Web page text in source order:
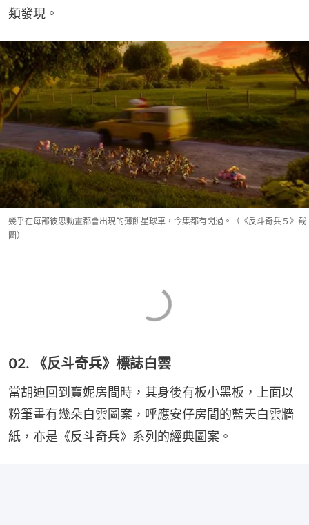
類發現。
幾乎在每部彼思動畫都會出現的薄餅星球車，今集都有閃過。（《反斗奇兵５》截
圖）
02. 《反斗奇兵》標誌白雲
當胡迪回到寶妮房間時，其身後有板小黑板，上面以
粉筆畫有幾朵白雲圖案，呼應安仔房間的藍天白雲牆
紙，亦是《反斗奇兵》系列的經典圖案。